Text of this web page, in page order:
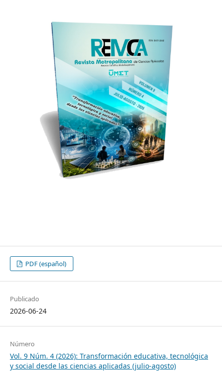
PDF (español)
Publicado
2026-06-24
Número
Vol. 9 Núm. 4 (2026): Transformación educativa, tecnológica
y social desde las ciencias aplicadas (julio-agosto)